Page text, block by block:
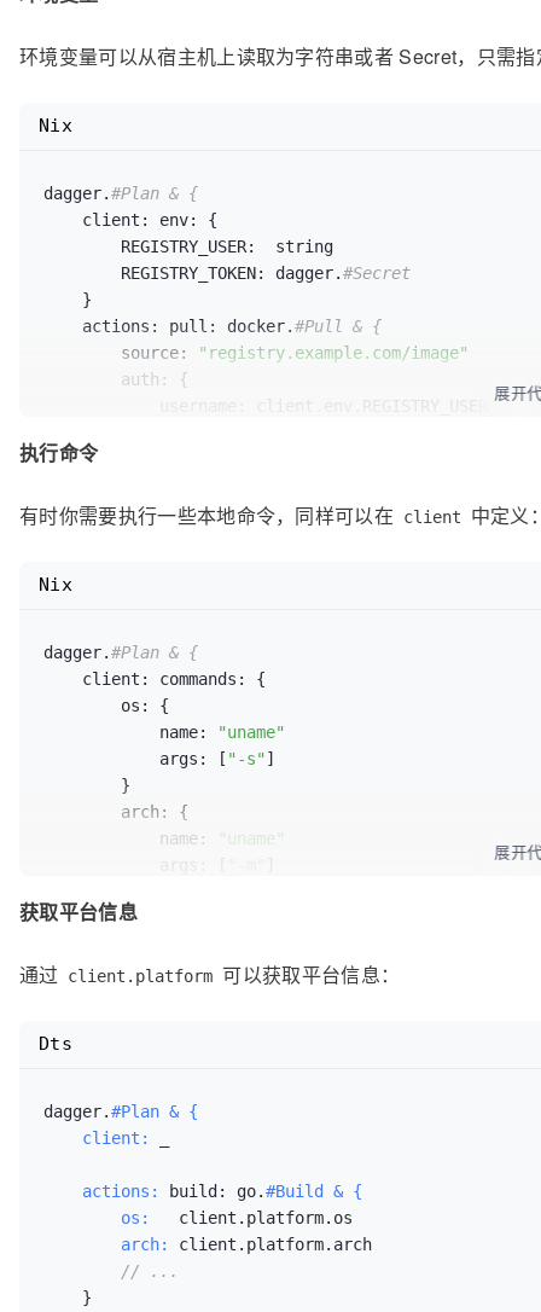
            }
        }
环境变量可以从宿主机上读取为字符串或者 Secret，只需
dagger.#Plan & {
client:
env:
{
REGISTRY_USER:
  string
REGISTRY_TOKEN:
dagger.#Secret
actions:
pull: docker.#Pull & {
source:
"registry.example.com/image"
auth:
{
client.env.REGISTRY_USER
        }
Nix
展开
执行命令
有时你需要执行一些本地命令，同样可以在 client 中定义
dagger.#Plan & {
client:
commands:
{
os:
{
name:
"uname"
args:
[ "-s" ]
arch:
{
name:
"uname"
[
]
    }
actions: build: go.#Build & {
Nix
展开
获取平台信息
通过 client.platform 可以获取平台信息：
dagger.#Plan & {
    client:
    actions:
build: go.#Build & {
        os:
        arch:
client.platform.arch
// ...
}
Dts